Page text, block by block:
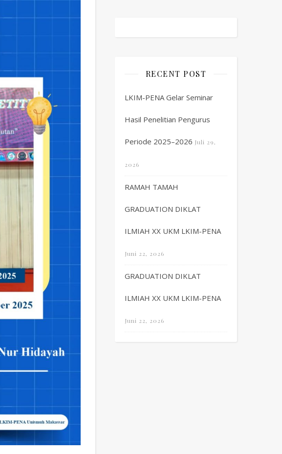
RECENT POST
LKIM-PENA Gelar Seminar
Hasil Penelitian Pengurus
Periode 2025–2026 Juli 29,
2026
RAMAH TAMAH
GRADUATION DIKLAT
ILMIAH XX UKM LKIM-PENA
Juni 22, 2026
GRADUATION DIKLAT
ILMIAH XX UKM LKIM-PENA
Juni 22, 2026